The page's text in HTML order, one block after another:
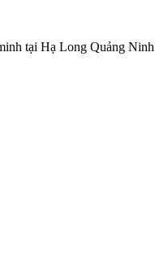
tại Hạ Long Quảng Ninh